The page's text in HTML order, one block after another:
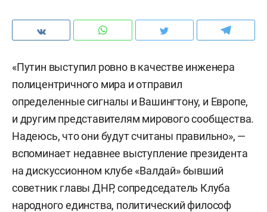
«Путин выступил ровно в качестве инженера
полицентричного мира и отправил
определенные сигналы и Вашингтону, и Европе,
и другим представителям мирового сообщества.
Надеюсь, что они будут считаны правильно», —
вспоминает недавнее выступление президента
на дискуссионном клубе «Валдай» бывший
советник главы ДНР, сопредседатель Клуба
народного единства, политический философ